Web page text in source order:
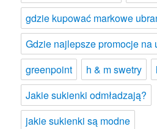
gdzie kupować markowe
Gdzie najlepsze promocje na
greenpoint
h & m swetry
Jakie sukienki odmładzają?
jakie sukienki są modne